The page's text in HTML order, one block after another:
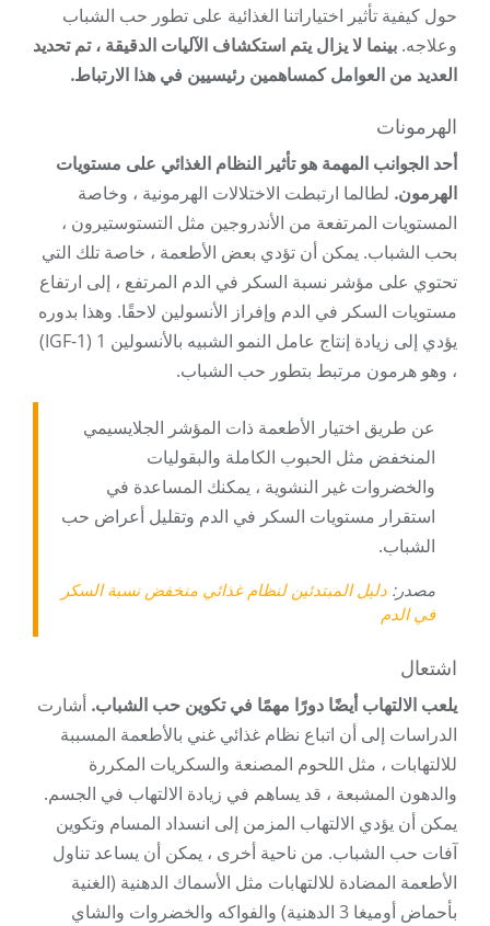
حول كيفية تأثير اختياراتنا الغذائية على تطور حب الشباب
وعلاجه. بينما لا يزال يتم استكشاف الآليات الدقيقة ، تم تحديد
العديد من العوامل كمساهمين رئيسيين في هذا الارتباط.
الهرمونات
أحد الجوانب المهمة هو تأثير النظام الغذائي على مستويات
الهرمون. لطالما ارتبطت الاختلالات الهرمونية ، وخاصة
المستويات المرتفعة من الأندروجين مثل التستوستيرون ،
بحب الشباب. يمكن أن تؤدي بعض الأطعمة ، خاصة تلك التي
تحتوي على مؤشر نسبة السكر في الدم المرتفع ، إلى ارتفاع
مستويات السكر في الدم وإفراز الأنسولين لاحقًا. وهذا بدوره
يؤدي إلى زيادة إنتاج عامل النمو الشبيه بالأنسولين 1 (IGF-1)
، وهو هرمون مرتبط بتطور حب الشباب.
عن طريق اختيار الأطعمة ذات المؤشر الجلايسيمي
المنخفض مثل الحبوب الكاملة والبقوليات
والخضروات غير النشوية ، يمكنك المساعدة في
استقرار مستويات السكر في الدم وتقليل أعراض حب
الشباب.
مصدر: دليل المبتدئين لنظام غذائي منخفض نسبة السكر
في الدم
اشتعال
يلعب الالتهاب أيضًا دورًا مهمًا في تكوين حب الشباب. أشارت
الدراسات إلى أن اتباع نظام غذائي غني بالأطعمة المسببة
للالتهابات ، مثل اللحوم المصنعة والسكريات المكررة
والدهون المشبعة ، قد يساهم في زيادة الالتهاب في الجسم.
يمكن أن يؤدي الالتهاب المزمن إلى انسداد المسام وتكوين
آفات حب الشباب. من ناحية أخرى ، يمكن أن يساعد تناول
الأطعمة المضادة للالتهابات مثل الأسماك الدهنية (الغنية
بأحماض أوميغا 3 الدهنية) والفواكه والخضروات والشاي